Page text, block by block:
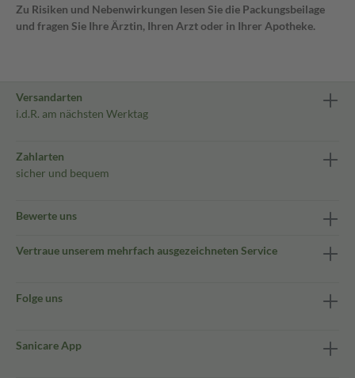
Zu Risiken und Nebenwirkungen lesen Sie die Packungsbeilage
und fragen Sie Ihre Ärztin, Ihren Arzt oder in Ihrer Apotheke.
Versandarten
i.d.R. am nächsten Werktag
Zahlarten
sicher und bequem
Bewerte uns
Vertraue unserem mehrfach ausgezeichneten Service
Folge uns
Sanicare App